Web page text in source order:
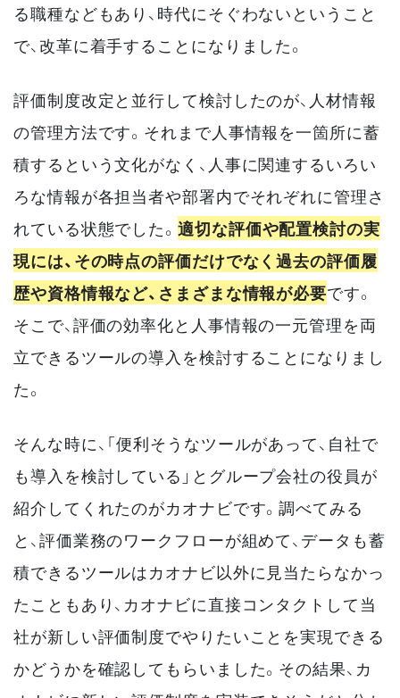
る職種などもあり、時代にそぐわないということ
で、改革に着手することになりました。
評価制度改定と並行して検討したのが、人材情報
の管理方法です。それまで人事情報を一箇所に蓄
積するという文化がなく、人事に関連するいろい
ろな情報が各担当者や部署内でそれぞれに管理さ
れている状態でした。 適切な評価や配置検討の実
現には、その時点の評価だけでなく過去の評価履
歴や資格情報など、さまざまな情報が必要です。
そこで、評価の効率化と人事情報の一元管理を両
立できるツールの導入を検討することになりまし
た。
そんな時に、「便利そうなツールがあって、自社で
も導入を検討している」とグループ会社の役員が
紹介してくれたのがカオナビです。調べてみる
と、評価業務のワークフローが組めて、データも蓄
積できるツールはカオナビ以外に見当たらなかっ
たこともあり、カオナビに直接コンタクトして当
社が新しい評価制度でやりたいことを実現できる
かどうかを確認してもらいました。その結果、カ